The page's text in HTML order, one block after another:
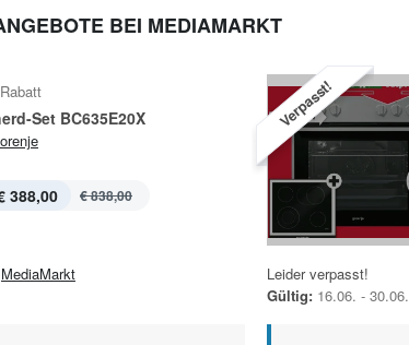
BEI MEDIAMARKT
Set BC635E20X
388,00 € 838,00
MediaMarkt
Verpasst!
Leider verpasst!
Gültig: 16.06. - 30.06.